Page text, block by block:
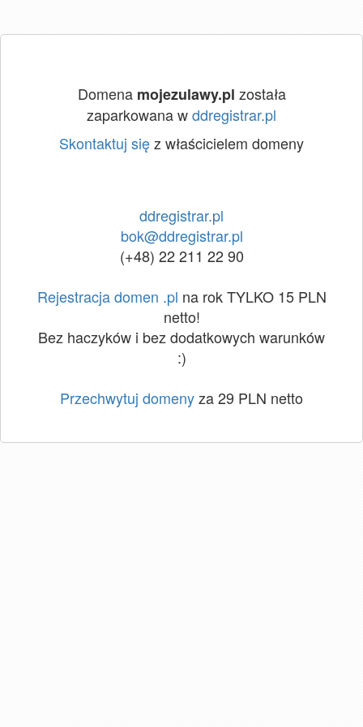
Domena mojezulawy.pl została
zaparkowana wddregistrar.pl
Skontaktuj sięz właścicielem domeny
ddregistrar.pl
bok@ddregistrar.pl
(+48) 22 211 22 90
Rejestracja domen .pl na rok TYLKO 15 PLN
netto!
Bez haczyków i bez dodatkowych warunków
:)
Przechwytuj domenyza 29 PLN netto